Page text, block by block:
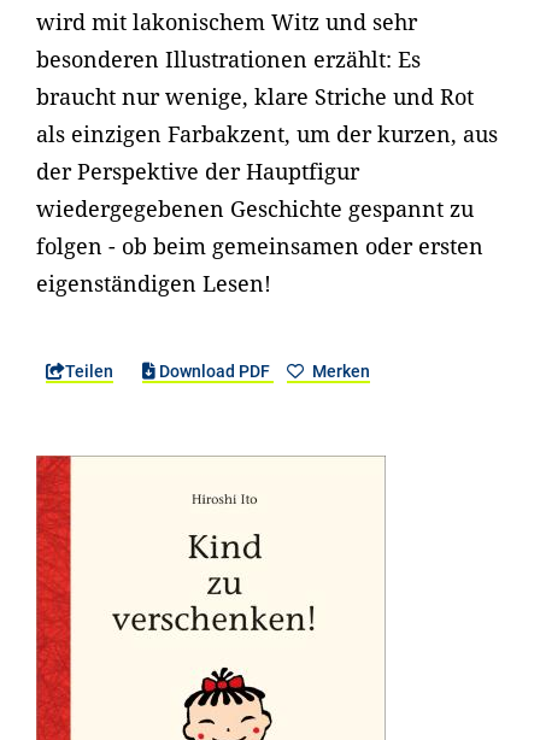
wird mit lakonischem Witz und sehr
besonderen Illustrationen erzählt: Es
braucht nur wenige, klare Striche und Rot
als einzigen Farbakzent, um der kurzen, aus
der Perspektive der Hauptfigur
wiedergegebenen Geschichte gespannt zu
folgen - ob beim gemeinsamen oder ersten
eigenständigen Lesen!
Teilen Download PDF Merken